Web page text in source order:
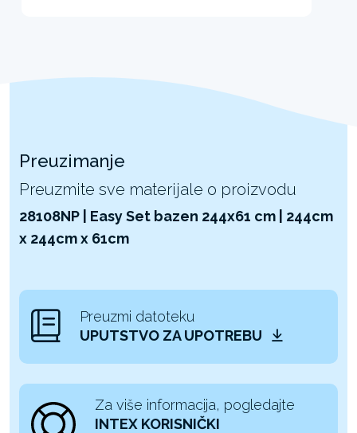
Preuzimanje
Preuzmite sve materijale o proizvodu
28108NP | Easy Set bazen 244x61 cm | 244cm
x 244cm x 61cm
Preuzmi datoteku
UPUTSTVO ZA UPOTREBU
Za više informacija, pogledajte
INTEX KORISNIČKI